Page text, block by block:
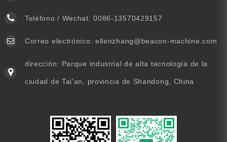
Teléfono / Wechat:0086-13570429157
Correo electrónico: ellenzhang@beacon-machine.com
dirección: Parque industrial de alta tecnología de la
ciudad de Tai'an, provincia de Shandong, China